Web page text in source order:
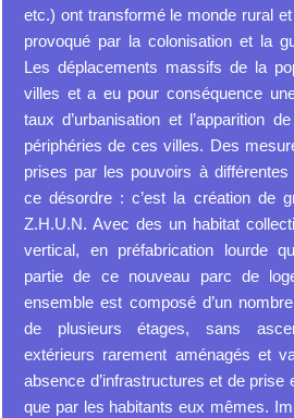
etc.) ont transformé le monde rural et
provoqué par la colonisation et la
Les déplacements massifs de la
villes et a eu pour conséquence
taux d’urbanisation et l’apparition
périphéries de ces villes. Des
prises par les pouvoirs à
ce désordre : c’est la création de
Z.H.U.N. Avec des un habitat
vertical, en préfabrication lourde
partie de ce nouveau parc de
ensemble est composé d’un
de plusieurs étages, sans
extérieurs rarement aménagés et
absence d’infrastructures et de prise
que par les habitants eux mêmes.